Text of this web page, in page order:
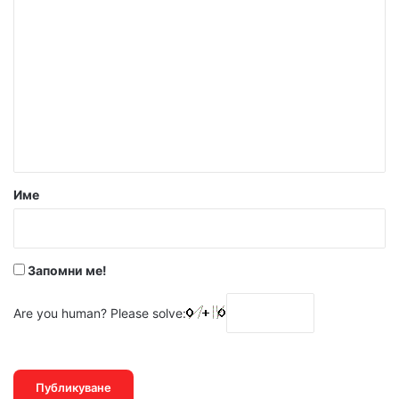
р
Име
Запомни ме!
Are you human? Please solve: